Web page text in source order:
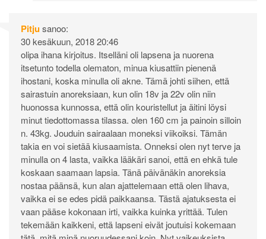
Pitjusanoo:
30 kesäkuun, 2018 20:46
olipa ihana kirjoitus. Itselläni oli lapsena ja nuorena
itsetunto todella olematon, minua kiusattiin pienenä
ihostani, koska minulla oli akne. Tämä johti siihen, että
sairastuin anoreksiaan, kun olin 18v ja 22v olin niin
huonossa kunnossa, että olin kouristellut ja äitini löysi
minut tiedottomassa tilassa. olen 160 cm ja painoin silloin
n. 43kg. Jouduin sairaalaan moneksi viikoiksi. Tämän
takia en voi sietää kiusaamista. Onneksi olen nyt terve ja
minulla on 4 lasta, vaikka lääkäri sanoi, että en ehkä tule
koskaan saamaan lapsia. Tänä päivänäkin anoreksia
nostaa päänsä, kun alan ajattelemaan että olen lihava,
vaikka ei se edes pidä paikkaansa. Tästä ajatuksesta ei
vaan pääse kokonaan irti, vaikka kuinka yrittää. Tulen
tekemään kaikkeni, että lapseni eivät joutuisi kokemaan